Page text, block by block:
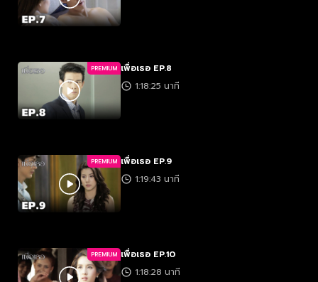
PREMIUM เพื่อเธอ EP.8
1:18:25 นาที
PREMIUM เพื่อเธอ EP.9
1:19:43 นาที
PREMIUM เพื่อเธอ EP.10
1:18:28 นาที